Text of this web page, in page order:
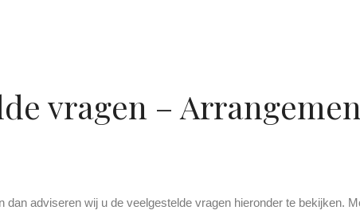
vragen –
dan adviseren wij u de veelgestelde vragen hieronder te bekijken.